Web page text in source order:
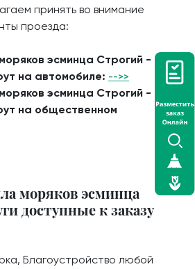
принять во внимание
проезда:
эсминца Строгий -
на автомобиле: -->>
эсминца Строгий -
на общественном
моряков эсминца
доступные к заказу
Благоустройство любой